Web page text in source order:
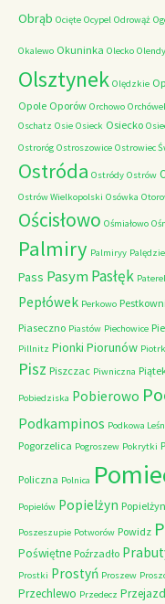
Obrąb Ocięte Ocypel Odrowąż
Okalewo Okuninka Olecko Olendy
Olsztynek Olędzkie
Opole Oporów Orchowo
Oschatz Osie Osieck Osiecko
Ostroróg Ostroszowice Ostrowiec
Ostróda Ostródy Ostrów
Ostrów Wielkopolski Osówka
Ościsłowo Ośmiałowo
Palmiry Palmiryy Palędzie
Pass PasymPasłęk
Pepłówek Perkowo
Piaseczno Piastów Piechowice
Pillnitz Pionki Piorunów
Pisz Piszczac Piwniczna
Pobiedziska Pobierowo
Podkampinos Podkowa
Pogorzelica Pogroszew Pokrytki
Policzna Polnica
Popielów Popielżyn
Poszeszupie Potworów Powidz
Poświętne Poźrzadło
Prostki Prostyń Proszew
Przechlewo Przedecz Przejazd